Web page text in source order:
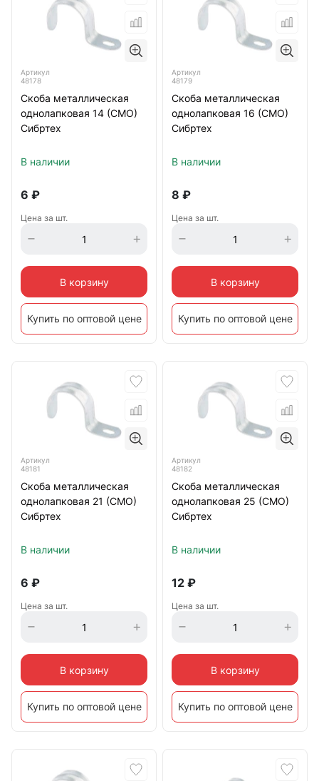
Артикул
48178
Скоба металлическая
однолапковая 14 (СМО)
Сибртех
В наличии
6 ₽
Цена за шт.
В корзину
Купить по оптовой цене
Артикул
48179
Скоба металлическая
однолапковая 16 (СМО)
Сибртех
В наличии
8 ₽
Цена за шт.
В корзину
Купить по оптовой цене
Артикул
48181
Скоба металлическая
однолапковая 21 (СМО)
Сибртех
В наличии
6 ₽
Цена за шт.
В корзину
Купить по оптовой цене
Артикул
48182
Скоба металлическая
однолапковая 25 (СМО)
Сибртех
В наличии
12 ₽
Цена за шт.
В корзину
Купить по оптовой цене